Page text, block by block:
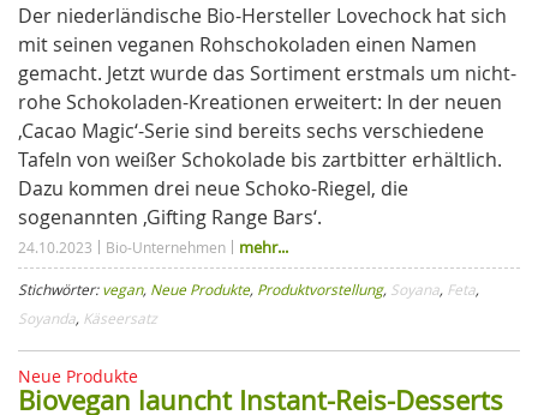
Der niederländische Bio-Hersteller Lovechock hat sich
mit seinen veganen Rohschokoladen einen Namen
gemacht. Jetzt wurde das Sortiment erstmals um nicht-
rohe Schokoladen-Kreationen erweitert: In der neuen
‚Cacao Magic‘-Serie sind bereits sechs verschiedene
Tafeln von weißer Schokolade bis zartbitter erhältlich.
Dazu kommen drei neue Schoko-Riegel, die
sogenannten ‚Gifting Range Bars‘.
24.10.2023 Bio-Unternehmen mehr...
Stichwörter:vegan, Neue Produkte, Produktvorstellung, Soyana, Feta,
Soyanda, Käseersatz
Neue Produkte
Biovegan launcht Instant-Reis-Desserts